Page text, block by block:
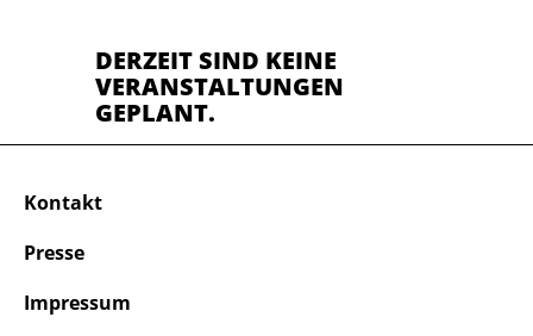
DERZEIT SIND KEINE
VERANSTALTUNGEN
GEPLANT.
Kontakt
Presse
Impressum